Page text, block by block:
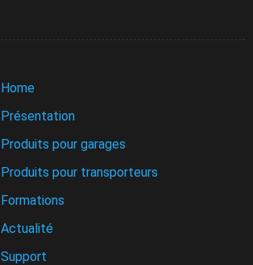
Home
Présentation
Produits pour garages
Produits pour transporteurs
Formations
Actualité
Support